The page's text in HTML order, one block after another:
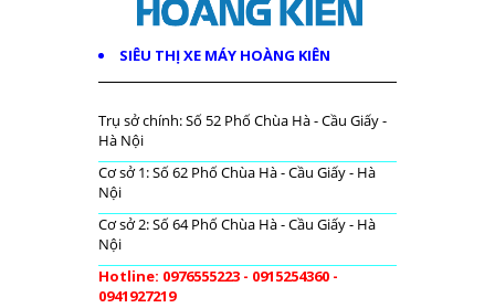
SIÊU THỊ XE MÁY HOÀNG KIÊN
Trụ sở chính: Số 52 Phố Chùa Hà - Cầu Giấy -
Hà Nội
Cơ sở 1: Số 62 Phố Chùa Hà - Cầu Giấy - Hà
Nội
Cơ sở 2: Số 64 Phố Chùa Hà - Cầu Giấy - Hà
Nội
Hotline: 0976555223 - 0915254360 -
0941927219